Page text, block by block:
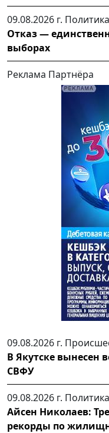
09.08.2026 г. Политика
Отказ —
выборах
Реклама Партнёра
09.08.2026 г.
В Якутске вынесен
СВФУ
09.08.2026 г. Политика
Айсен Николаев:
рекорды по